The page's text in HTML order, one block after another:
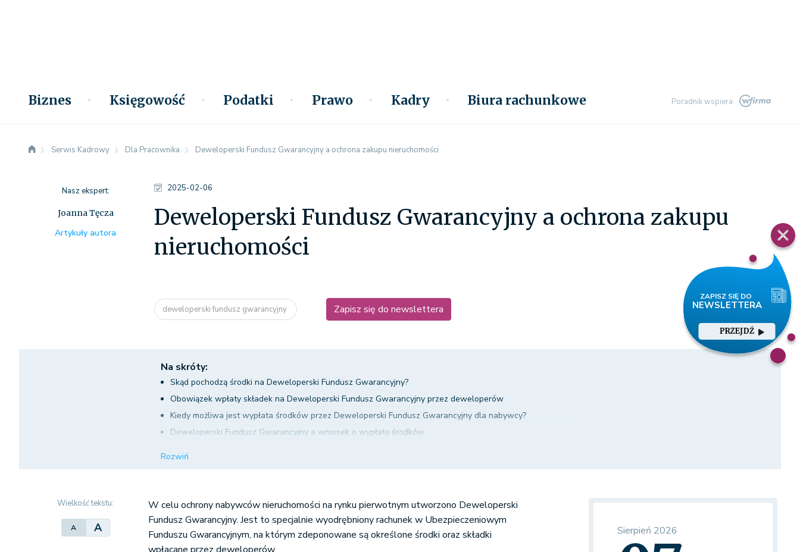
Biznes Księgowość Podatki Prawo Kadry Biura rachunkowe Poradnik wspiera
PRZEJDŹ
Serwis Kadrowy Dla Pracownika Deweloperski Fundusz Gwarancyjny a ochrona zakupu nieruchomości
2025-02-06
Deweloperski Fundusz Gwarancyjny a ochrona zakupu
nieruchomości
deweloperski fundusz gwarancyjny Zapisz się do newslettera
Nasz ekspert:
Joanna Tęcza
Artykuły autora
Na skróty:
Skąd pochodzą środki na Deweloperski Fundusz Gwarancyjny?
Obowiązek wpłaty składek na Deweloperski Fundusz Gwarancyjny przez deweloperów
Kiedy możliwa jest wypłata środków przez Deweloperski Fundusz Gwarancyjny dla nabywcy?
Deweloperski Fundusz Gwarancyjny a wniosek o wypłatę środków
Ochrona zakupu nieruchomości a Deweloperski Fundusz Gwarancyjny - podsumowanie
Rozwiń
Wielkość tekstu:
A A
W celu ochrony nabywców nieruchomości na rynku pierwotnym utworzono Deweloperski
Fundusz Gwarancyjny. Jest to specjalnie wyodrębniony rachunek w Ubezpieczeniowym
Funduszu Gwarancyjnym, na którym zdeponowane są określone środki oraz składki
Sierpień 2026